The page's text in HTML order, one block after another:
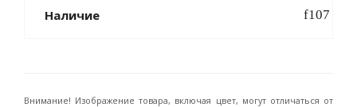
Наличие
Внимание! Изображение товара, включая цвет, могут отличаться от